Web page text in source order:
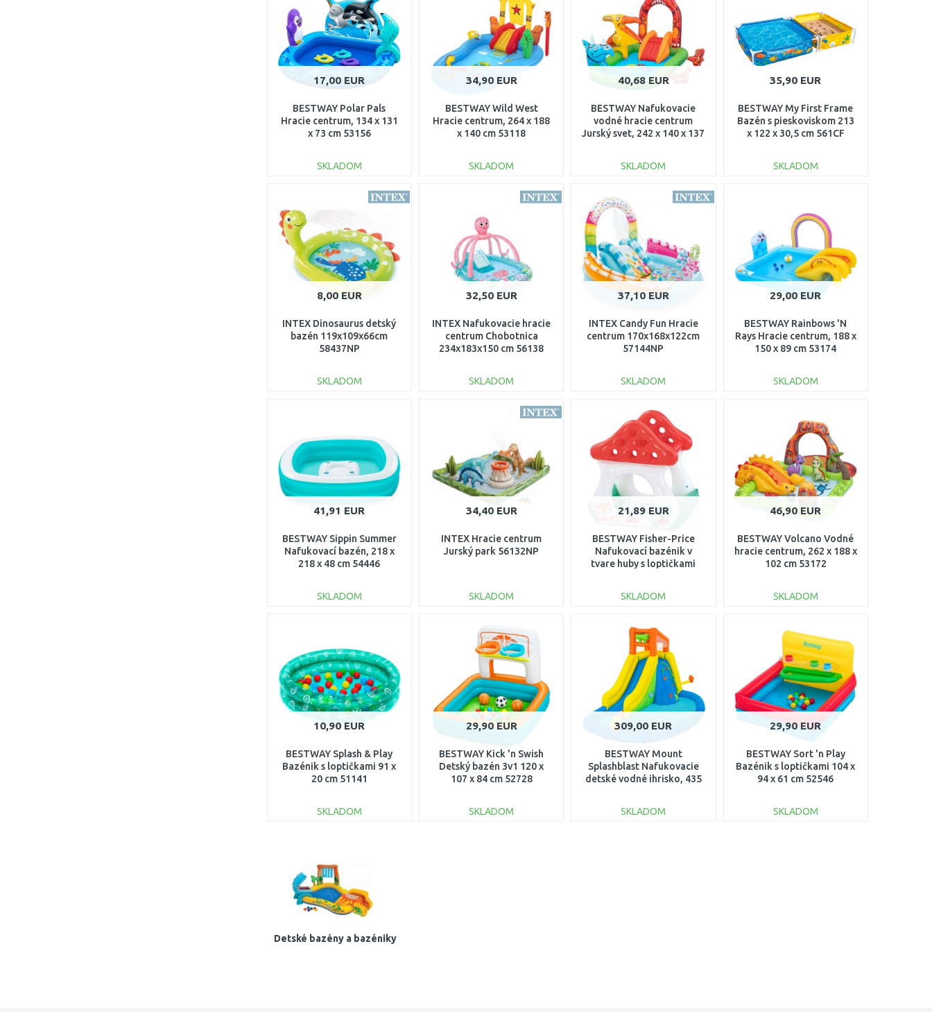
Porovnať Porovnať Porovnať
17,00 EUR
BESTWAY Polar Pals
Hracie centrum, 134 x 131
x 73 cm 53156
SKLADOM
DO KOŠÍKA
34,90 EUR
BESTWAY Wild West
Hracie centrum, 264 x 188
x 140 cm 53118
SKLADOM
DO KOŠÍKA
Porovnať
40,68 EUR
BESTWAY Nafukovacie
vodné hracie centrum
Jurský svet, 242 x 140 x 137
SKLADOM
DO KOŠÍKA
Porovnať
35,90 EUR
BESTWAY My First Frame
Bazén s pieskoviskom 213
x 122 x 30,5 cm 561CF
SKLADOM
Porovnať
8,00 EUR
INTEX Dinosaurus detský
bazén 119x109x66cm
58437NP
SKLADOM
Porovnať
32,50 EUR
INTEX Nafukovacie hracie
centrum Chobotnica
234x183x150 cm 56138
SKLADOM
DO KOŠÍKA
37,10 EUR
INTEX Candy Fun Hracie
centrum 170x168x122cm
57144NP
SKLADOM
DO KOŠÍKA
Porovnať
29,00 EUR
BESTWAY Rainbows 'N
Rays Hracie centrum, 188 x
150 x 89 cm 53174
SKLADOM
Porovnať
41,91 EUR
BESTWAY Sippin Summer
Nafukovací bazén, 218 x
218 x 48 cm 54446
SKLADOM
Porovnať
34,40 EUR
INTEX Hracie centrum
Jurský park 56132NP
SKLADOM
Porovnať
21,89 EUR
BESTWAY Fisher-Price
Nafukovací bazénik v
tvare huby s loptičkami
SKLADOM
DO KOŠÍKA
Porovnať
46,90 EUR
BESTWAY Volcano Vodné
hracie centrum, 262 x 188 x
102 cm 53172
SKLADOM
Porovnať
10,90 EUR
BESTWAY Splash & Play
Bazénik s loptičkami 91 x
20 cm 51141
SKLADOM
Porovnať
29,90 EUR
BESTWAY Kick 'n Swish
Detský bazén 3v1 120 x
107 x 84 cm 52728
SKLADOM
309,00 EUR
BESTWAY Mount
Splashblast Nafukovacie
detské vodné ihrisko, 435
SKLADOM
29,90 EUR
BESTWAY Sort 'n Play
Bazénik s loptičkami 104 x
94 x 61 cm 52546
SKLADOM
Detské bazény a bazéniky